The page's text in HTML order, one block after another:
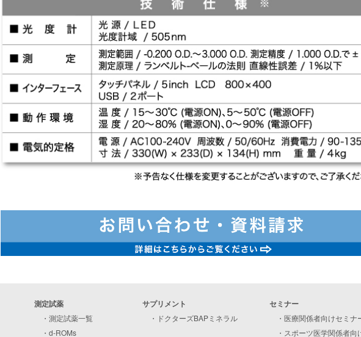
測定試薬
・ 測定試薬一覧
・ d-ROMs
サプリメント
・ ドクターズBAPミネラル
セミナー
・ 医療関係者向けセミナ
・ スポーツ医学関係者向